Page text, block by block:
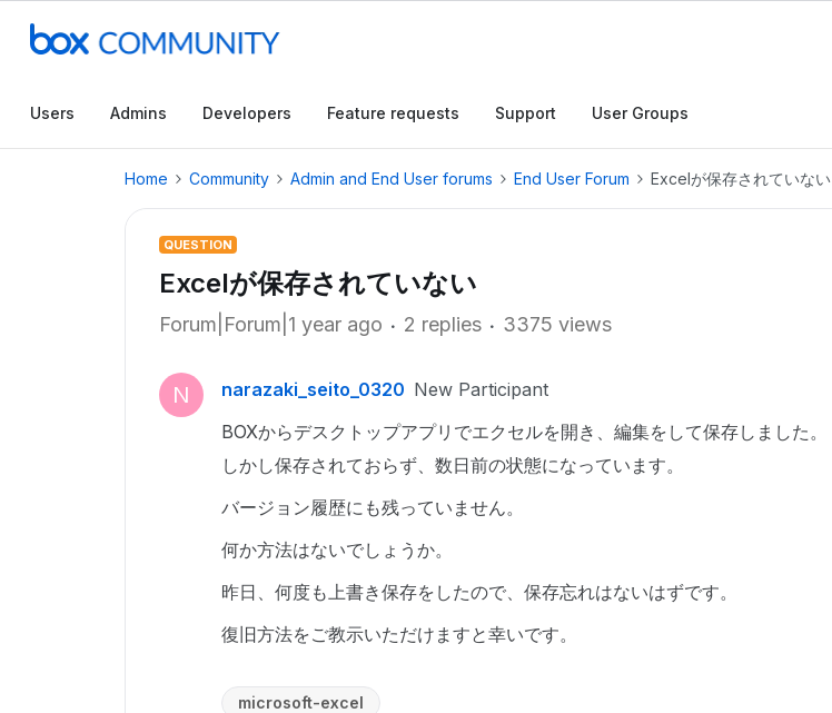
Users Admins Developers Feature requests Support User Groups
Home Community Admin and End User forums End User Forum Excelが保存されていない
QUESTION
Excelが保存されていない
Forum|Forum|1 year ago 2 replies 3375 views
N narazaki_seito_0320 New Participant
BOXからデスクトップアプリでエクセルを開き、編集をして保存しました。
しかし保存されておらず、数日前の状態になっています。
バージョン履歴にも残っていません。
何か方法はないでしょうか。
昨日、何度も上書き保存をしたので、保存忘れはないはずです。
復旧方法をご教示いただけますと幸いです。
microsoft-excel